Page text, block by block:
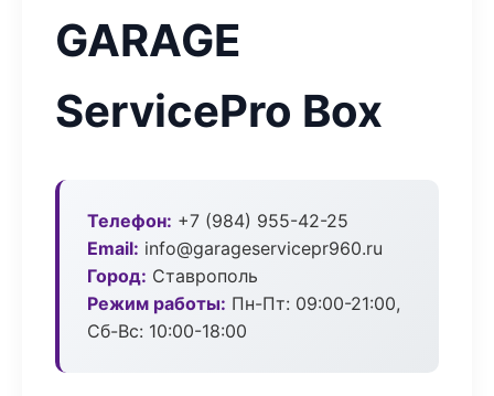
GARAGE
ServicePro Box
Телефон: +7 (984) 955-42-25
Email: info@garageservicepr960.ru
Город: Ставрополь
Режим работы: Пн-Пт: 09:00-21:00,
Сб-Вс: 10:00-18:00